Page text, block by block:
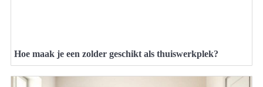
Hoe maak je een zolder geschikt als thuiswerkplek?